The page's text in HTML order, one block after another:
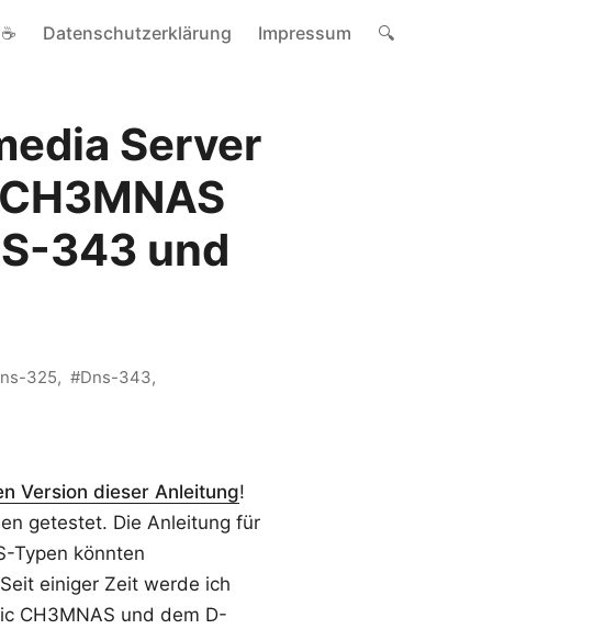
☕ Datenschutzerklärung Impressum 🔍
Server
343 und
325
Dns-343
Version dieser Anleitung!
getestet. Die Anleitung für
Typen könnten
einiger Zeit werde ich
CH3MNAS und dem D-